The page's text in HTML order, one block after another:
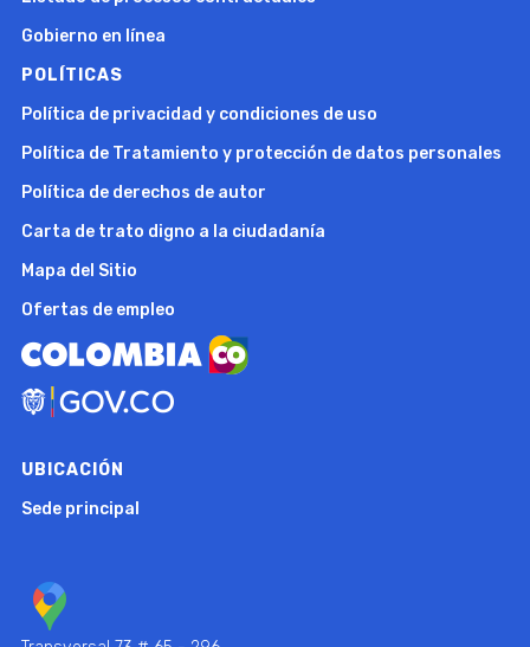
Gobierno en línea
POLÍTICAS
Política de privacidad y condiciones de uso
Política de Tratamiento y protección de datos personales
Política de derechos de autor
Carta de trato digno a la ciudadanía
Mapa del Sitio
Ofertas de empleo
UBICACIÓN
Sede principal